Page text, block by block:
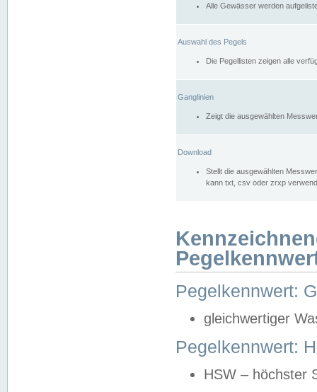
Alle Gewässer werden
Auswahl des Pegels
Die Pegellisten zeigen alle
Ganglinien
Zeigt die ausgewählten
Download
Stellt die ausgewählten
kann txt, csv oder zrxp
Pegelkennwert:
gleichwertiger
Pegelkennwert:
HSW – höchster